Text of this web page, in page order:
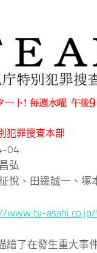
犯罪搜查本部
04
弘
悅、田邊誠一、塚
www.tv-
繪了在發生重大事